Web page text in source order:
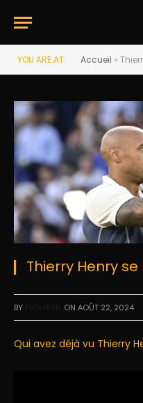
YOU ARE AT: Accueil »
Thierry Henry
BY FLOWESIE ON AOÛT 22, 2024
Qui avez déjà vu Thierry